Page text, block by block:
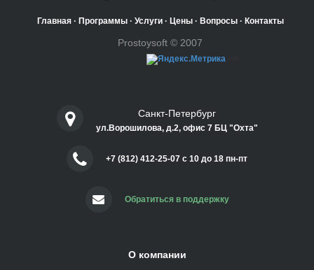
Главная· Программы· Услуги· Цены· Вопросы· Контакты
Prostoysoft © 2007
Санкт-Петербург
ул.Ворошилова, д.2, офис 7 БЦ "Охта"
+7 (812) 412-25-07 c 10 до 18 пн-пт
Обратиться в поддержку
О компании